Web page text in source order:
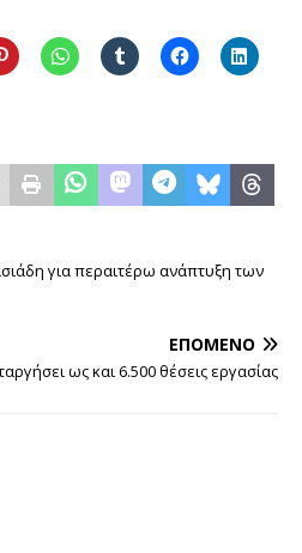
για περαιτέρω ανάπτυξη των
ΕΠΌΜΕΝΟ
ως και 6.500 θέσεις εργασίας